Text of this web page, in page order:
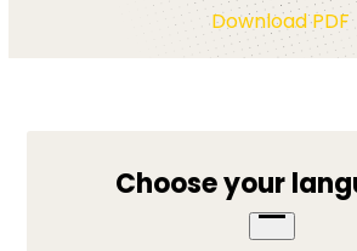
Download PDF
Choose your
Open